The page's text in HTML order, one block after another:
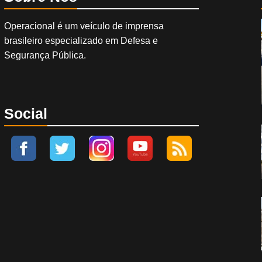
Operacional é um veículo de imprensa
brasileiro especializado em Defesa e
Segurança Pública.
Social